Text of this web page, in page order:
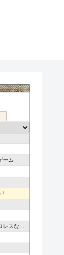
ーム
など）